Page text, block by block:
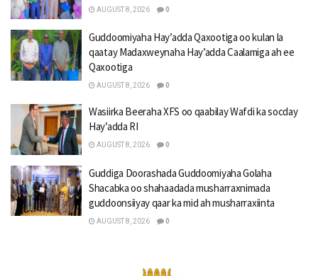
AUGUST 8, 2026 0
Guddoomiyaha Hay’adda Qaxootiga oo kulan la
qaatay Madaxweynaha Hay’adda Caalamiga ah ee
Qaxootiga
AUGUST 8, 2026 0
Wasiirka Beeraha XFS oo qaabilay Wafdi ka socday
Hay’adda RI
AUGUST 8, 2026 0
Guddiga Doorashada Guddoomiyaha Golaha
Shacabka oo shahaadada musharraxnimada
guddoonsiiyay qaar ka mid ah musharraxiinta
AUGUST 8, 2026 0